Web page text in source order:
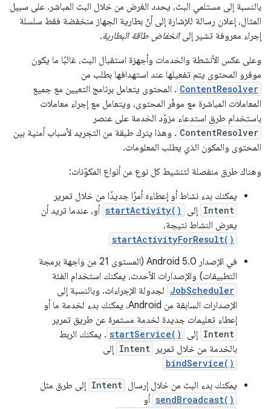
بالنسبة إلى مستلمي البث، يحدد الغرض من خلال البث المباشر. على سبيل
المثال، إعلان رسالة للإشارة إلى أنّ بطارية الجهاز منخفضة فقط سلسلة
إجراء معروفة تشير إلىانخفاض طاقة البطارية.
وعلى عكس الأنشطة والخدمات وأجهزة استقبال البث، غالبًا ما يكون
موفرو المحتوى يتم تفعيلها عند استهدافها بطلب من
ContentResolver . المحتوى يتعامل برنامج التعيين مع جميع
المعاملات المباشرة مع موفّر المحتوى، ويتعامل مع إجراء معاملات
باستخدام طرق استدعاء مزوّد الخدمة على عنصر
ContentResolver . وهذا يترك طبقة من التجريد لأسباب أمنية بين
المحتوى والمكون الذي يطلب المعلومات.
وهناك طرق منفصلة لتنشيط كل نوع من أنواع المكوّنات:
يمكنك بدء نشاط أو إعطاءه أمرًا جديدًا من خلال تمرير
Intent إلى startActivity() أو، عندما تريد أن
يعرض النشاط نتيجة،
startActivityForResult()
في الإصدار Android 5.0 (المستوى 21 من واجهة برمجة
التطبيقات) والإصدارات الأحدث، يمكنك استخدام الفئة
JobScheduler لجدولة الإجراءات. وبالنسبة إلى
الإصدارات السابقة من Android، يمكنك بدء لخدمة ما أو
إعطاء تعليمات جديدة لخدمة مستمرة عن طريق تمرير
Intent إلى startService() . يمكنك الربط
بالخدمة من خلال تمرير
Intent إلى
bindService()
يمكنك بدء البث من خلال إرسال Intent إلى طرق مثل
sendBroadcast() أو